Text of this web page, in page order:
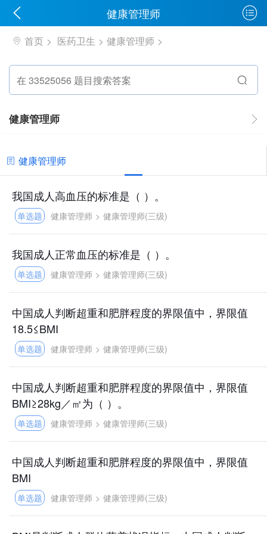
健康管理师
首页 医药卫生 健康管理师
健康管理师
健康管理师
我国成人高血压的标准是（ ）。
单选题 健康管理师 > 健康管理师(三级)
我国成人正常血压的标准是（ ）。
单选题 健康管理师 > 健康管理师(三级)
中国成人判断超重和肥胖程度的界限值中，界限值
18.5≤BMI
单选题 健康管理师 > 健康管理师(三级)
中国成人判断超重和肥胖程度的界限值中，界限值
BMI≥28kg／㎡为（ ）。
单选题 健康管理师 > 健康管理师(三级)
中国成人判断超重和肥胖程度的界限值中，界限值
BMI
单选题 健康管理师 > 健康管理师(三级)